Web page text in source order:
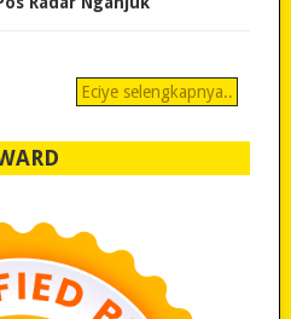
Eciye selengkapnya..